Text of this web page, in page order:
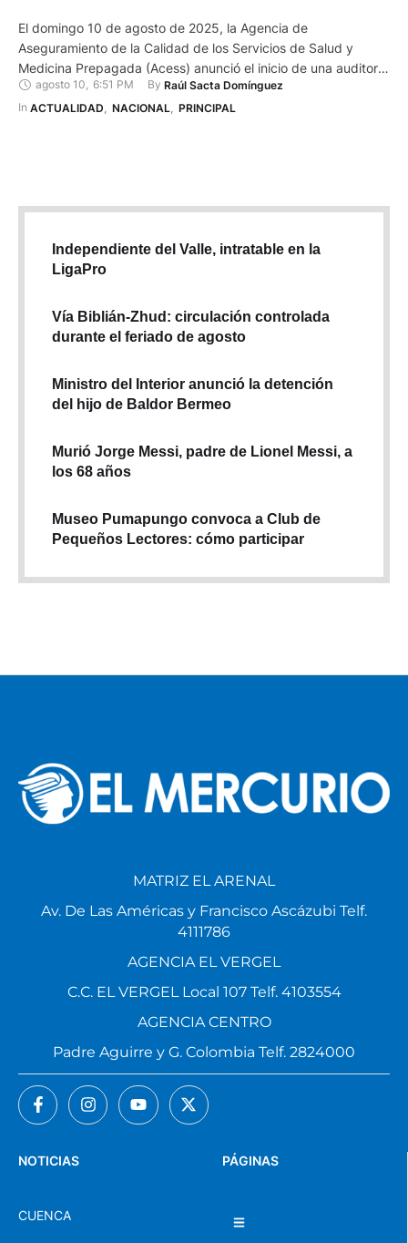
El domingo 10 de agosto de 2025, la Agencia de
Aseguramiento de la Calidad de los Servicios de Salud y
Medicina Prepagada (Acess) anunció el inicio de una auditoría
en el Hospital Universitario de Guayaquil después de
confirmarse el fallecimiento de 12 neonatos. Esta medida
agosto 10, 6:51 PM By Raúl Sacta Domínguez
In ACTUALIDAD NACIONAL PRINCIPAL
Independiente del Valle, intratable en la
LigaPro
Vía Biblián-Zhud: circulación controlada
durante el feriado de agosto
Ministro del Interior anunció la detención
del hijo de Baldor Bermeo
Murió Jorge Messi, padre de Lionel Messi, a
los 68 años
Museo Pumapungo convoca a Club de
Pequeños Lectores: cómo participar
PÁGINAS
NOTICIAS
CUENCA
MATRIZ EL ARENAL
Av. De Las Américas y Francisco Ascázubi Telf.
4111786
AGENCIA EL VERGEL
C.C. EL VERGEL Local 107 Telf. 4103554
AGENCIA CENTRO
Padre Aguirre y G. Colombia Telf. 2824000